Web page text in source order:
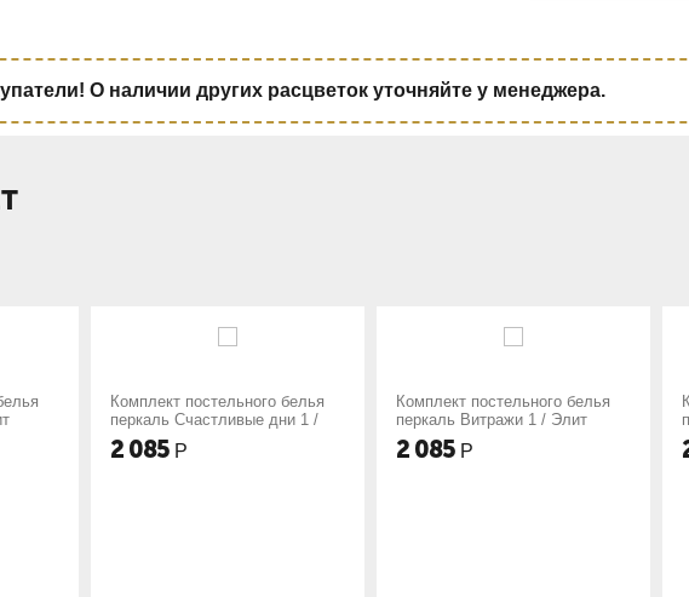
О наличии других расцветок уточняйте у менеджера.
белья
дни 1 /
Комплект постельного белья
перкаль Витражи 1 / Элит
Комплект постельного белья
перкаль Степ 1 / Элит